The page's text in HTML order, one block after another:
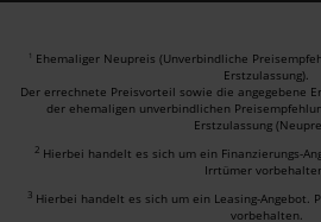
1 Ehemaliger Neupreis (Unverbindliche
Erstzulassung).
Der errechnete Preisvorteil sowie die angegebene
der ehemaligen unverbindlichen
Erstzulassung
2 Hierbei handelt es sich um ein Finanzierungs-
Irrtümer
3 Hierbei handelt es sich um ein Leasing-Angebot.
vorbehalten.